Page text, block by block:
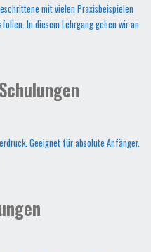
mit vielen Praxisbeispielen
In diesem Lehrgang gehen wir an
Geeignet für absolute Anfänger.